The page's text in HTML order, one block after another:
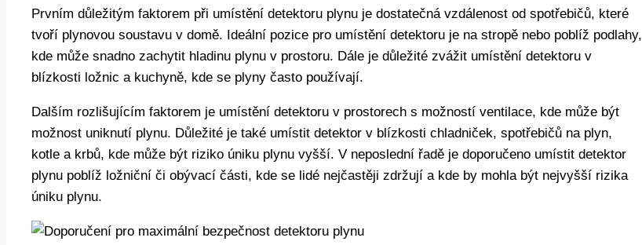
Prvním důležitým faktorem při umístění detektoru plynu je dostatečná vzdálenost od spotřebičů, které
tvoří plynovou soustavu v domě. Ideální pozice pro umístění detektoru je na stropě nebo poblíž podlahy,
kde může snadno zachytit hladinu plynu v prostoru. Dále je důležité zvážit umístění detektoru v
blízkosti ložnic a kuchyně, kde se plyny často používají.
Dalším rozlišujícím faktorem je umístění detektoru v prostorech s možností ventilace, kde může být
možnost uniknutí plynu. Důležité je také umístit detektor v blízkosti chladniček, spotřebičů na plyn,
kotle a krbů, kde může být riziko úniku plynu vyšší. V neposlední řadě je doporučeno umístit detektor
plynu poblíž ložniční či obývací části, kde se lidé nejčastěji zdržují a kde by mohla být nejvyšší rizika
úniku plynu.